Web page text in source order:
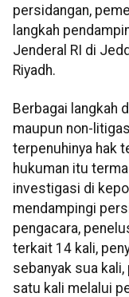
persidangan,
langkah
Jenderal RI di
Riyadh.
Berbagai langkah
maupun non-
terpenuhinya hak
hukuman itu
investigasi di
mendampingi
pengacara,
terkait 14 kali,
sebanyak sua
satu kali melalui